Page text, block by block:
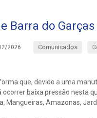
Barra do
2026 Comunicados
que, devido a uma
baixa pressão nesta
Mangueiras, Amazonas,